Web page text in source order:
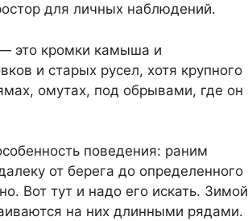
для личных наблюдений.
это кромки камыша и
и старых русел, хотя крупного
омутах, под обрывами, где он
поведения: раним
от берега до определенного
Вот тут и надо его искать. Зимой
на них длинными рядами.